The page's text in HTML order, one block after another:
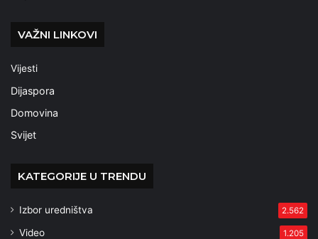
VAŽNI LINKOVI
Vijesti
Dijaspora
Domovina
Svijet
KATEGORIJE U TRENDU
Izbor uredništva 2.562
Video 1.205